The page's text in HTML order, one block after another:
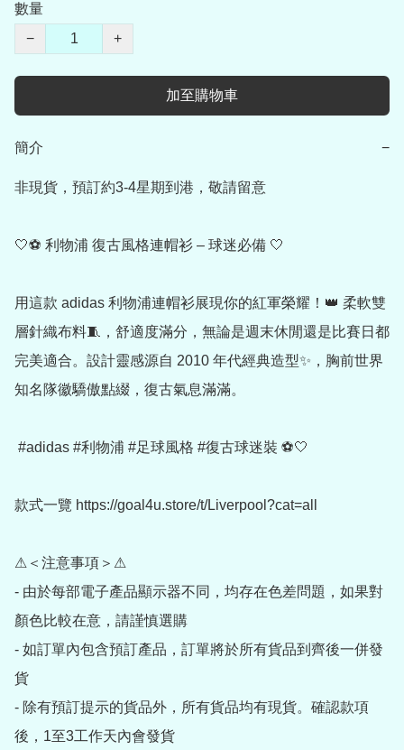
數量
−
+
加至購物車
簡介 −
非現貨，預訂約3-4星期到港，敬請留意
🤍⚽ 利物浦 復古風格連帽衫 – 球迷必備 🤍
用這款 adidas 利物浦連帽衫展現你的紅軍榮耀！👑 柔軟雙
層針織布料🧵，舒適度滿分，無論是週末休閒還是比賽日都
完美適合。設計靈感源自 2010 年代經典造型✨，胸前世界
知名隊徽驕傲點綴，復古氣息滿滿。
款式一覽 https://goal4u.store/t/Liverpool?cat=all
⚠＜注意事項＞⚠
- 由於每部電子產品顯示器不同，均存在色差問題，如果對
顏色比較在意，請謹慎選購
- 如訂單內包含預訂產品，訂單將於所有貨品到齊後一併發
貨
- 除有預訂提示的貨品外，所有貨品均有現貨。確認款項
後，1至3工作天內會發貨